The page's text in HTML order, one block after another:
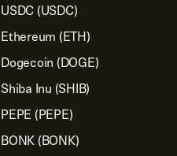
USDC (USDC)
Ethereum (ETH)
Dogecoin (DOGE)
Shiba Inu (SHIB)
PEPE (PEPE)
BONK (BONK)